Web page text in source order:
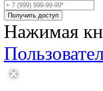
Получить доступ
Нажимая